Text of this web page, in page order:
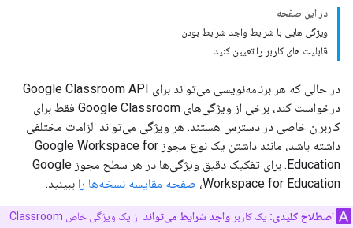
در این صفحه
ویژگی هایی با شرایط واجد شرایط بودن
قابلیت های کاربر را تعیین کنید
در حالی که هر برنامه‌نویسی می‌تواند برای Google Classroom API
درخواست کند، برخی از ویژگی‌های Google Classroom فقط برای
کاربران خاصی در دسترس هستند. هر ویژگی می‌تواند الزامات مختلفی
داشته باشد، مانند داشتن یک نوع مجوز Google Workspace for
Education. برای تفکیک دقیق ویژگی‌ها در هر سطح مجوز Google
Workspace for Education، صفحه مقایسه نسخه‌ها را ببینید.
اصطلاح کلیدی: یک کاربر واجد شرایط می‌تواند
از یک ویژگی خاص Classroom